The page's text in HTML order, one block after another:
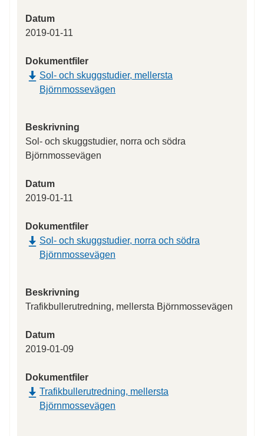
Datum
2019-01-11
Dokumentfiler
Sol- och skuggstudier, mellersta
Björnmossevägen
Beskrivning
Sol- och skuggstudier, norra och södra
Björnmossevägen
Datum
2019-01-11
Dokumentfiler
Sol- och skuggstudier, norra och södra
Björnmossevägen
Beskrivning
Trafikbullerutredning, mellersta Björnmossevägen
Datum
2019-01-09
Dokumentfiler
Trafikbullerutredning, mellersta
Björnmossevägen